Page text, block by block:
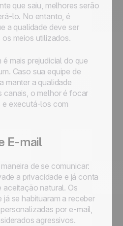
que saiu, melhores serão
lo. No entanto, é
a qualidade deve ser
meios utilizados.
mais prejudicial do que
Caso sua equipe de
manter a qualidade
canais, o melhor é focar
e executá-los com
E-mail
de se comunicar:
a privacidade e já conta
aceitação natural. Os
se habituaram a receber
por e-mail,
agressivos.